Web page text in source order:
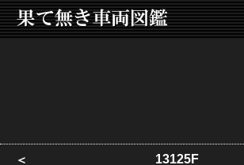
＜ 13125F